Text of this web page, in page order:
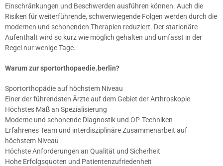
Einschränkungen und Beschwerden ausführen können. Auch die
Risiken für weiterführende, schwerwiegende Folgen werden durch die
modernen und schonenden Therapien reduziert. Der stationäre
Aufenthalt wird so kurz wie möglich gehalten und umfasst in der
Regel nur wenige Tage.
Warum zur sportorthopaedie.berlin?
Sportorthopädie auf höchstem Niveau
Einer der führendsten Ärzte auf dem Gebiet der Arthroskopie
Höchstes Maß an Spezialisierung
Moderne und schonende Diagnostik und OP-Techniken
Erfahrenes Team und interdisziplinäre Zusammenarbeit auf
höchstem Niveau
Höchste Anforderungen an Qualität und Sicherheit
Hohe Erfolgsquoten und Patientenzufriedenheit